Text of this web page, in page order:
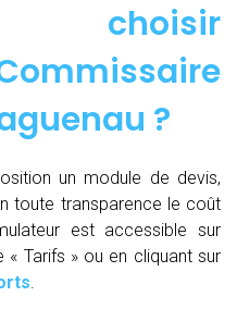
choisir
?
un module de devis,
toute transparence le coût
est accessible sur
« Tarifs » ou en cliquant sur
.